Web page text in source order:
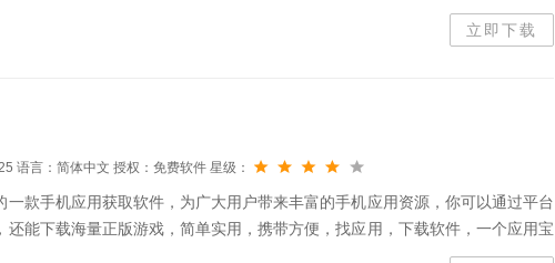
免费下载。逍遥安卓模拟器功能简介1，一键无限多开（一次安装、无需沙
立即下载
语言：简体中文 授权：免费软件 星级：
一款手机应用获取软件，为广大用户带来丰富的手机应用资源，你可以通过平台
还能下载海量正版游戏，简单实用，携带方便，找应用，下载软件，一个应用宝
载。应用宝软件功能1、手机管理：轻松管理手机文件，包括：垃圾清理、数据备